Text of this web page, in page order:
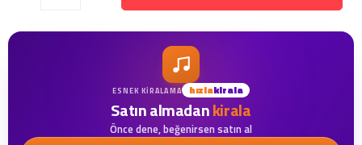
ESNEK KIRALAMA hızlakirala
Satın almadankirala
Önce dene, beğenirsen satın al